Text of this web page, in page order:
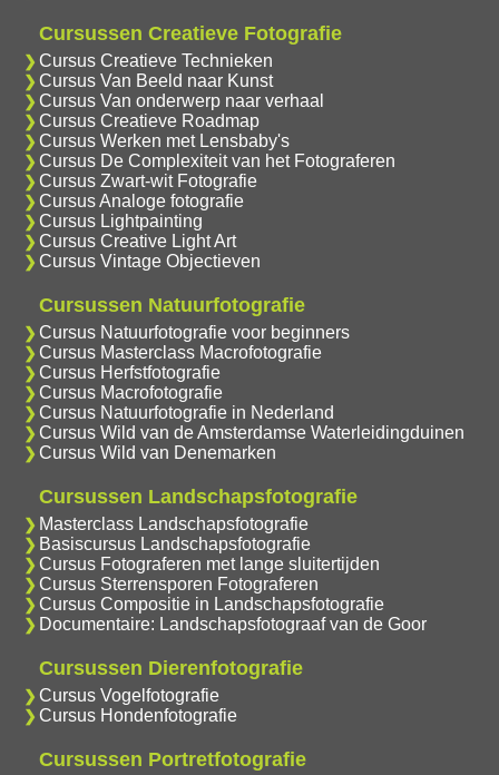
Cursussen Creatieve Fotografie
Cursus Creatieve Technieken
Cursus Van Beeld naar Kunst
Cursus Van onderwerp naar verhaal
Cursus Creatieve Roadmap
Cursus Werken met Lensbaby's
Cursus De Complexiteit van het Fotograferen
Cursus Zwart-wit Fotografie
Cursus Analoge fotografie
Cursus Lightpainting
Cursus Creative Light Art
Cursus Vintage Objectieven
Cursussen Natuurfotografie
Cursus Natuurfotografie voor beginners
Cursus Masterclass Macrofotografie
Cursus Herfstfotografie
Cursus Macrofotografie
Cursus Natuurfotografie in Nederland
Cursus Wild van de Amsterdamse Waterleidingduinen
Cursus Wild van Denemarken
Cursussen Landschapsfotografie
Masterclass Landschapsfotografie
Basiscursus Landschapsfotografie
Cursus Fotograferen met lange sluitertijden
Cursus Sterrensporen Fotograferen
Cursus Compositie in Landschapsfotografie
Documentaire: Landschapsfotograaf van de Goor
Cursussen Dierenfotografie
Cursus Vogelfotografie
Cursus Hondenfotografie
Cursussen Portretfotografie